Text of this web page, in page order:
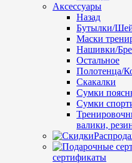
Аксессуары
Назад
Бутылки/
Маски
Нашивки/
Остальное
Полотенца/
Скакалки
Сумки
Сумки
валики,
сертификаты